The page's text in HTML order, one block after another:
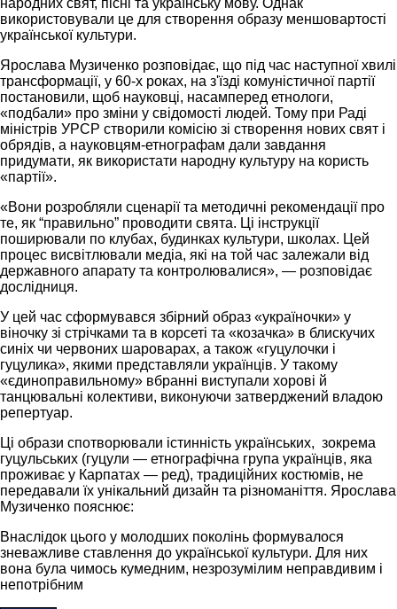
використовували це для створення образу меншовартості
української культури.
Ярослава Музиченко розповідає, що під час наступної хвилі
трансформації, у 60-х роках, на з'їзді комуністичної партії
постановили, щоб науковці, насамперед етнологи,
«подбали» про зміни у свідомості людей. Тому при Раді
міністрів УРСР створили комісію зі створення нових свят і
обрядів, а науковцям-етнографам дали завдання
придумати, як використати народну культуру на користь
«партії».
«Вони розробляли сценарії та методичні рекомендації про
те, як “правильно” проводити свята. Ці інструкції
поширювали по клубах, будинках культури, школах. Цей
процес висвітлювали медіа, які на той час залежали від
державного апарату та контролювалися», — розповідає
дослідниця.
У цей час сформувався збірний образ «україночки» у
віночку зі стрічками та в корсеті та «козачка» в блискучих
синіх чи червоних шароварах, а також «гуцулочки і
гуцулика», якими представляли українців. У такому
«єдиноправильному» вбранні виступали хорові й
танцювальні колективи, виконуючи затверджений владою
репертуар.
Ці образи спотворювали істинність українських, зокрема
гуцульських (гуцули — етнографічна група українців, яка
проживає у Карпатах — ред), традиційних костюмів, не
передавали їх унікальний дизайн та різноманіття. Ярослава
Музиченко пояснює:
Внаслідок цього у молодших поколінь формувалося
зневажливе ставлення до української культури. Для них
вона була чимось кумедним, незрозумілим неправдивим і
непотрібним